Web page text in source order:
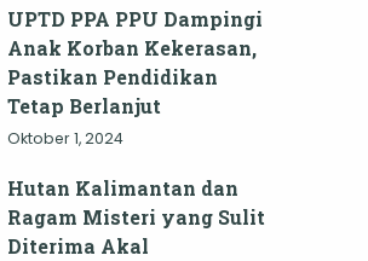
UPTD PPA PPU Dampingi
Anak Korban Kekerasan,
Pastikan Pendidikan
Tetap Berlanjut
Oktober 1, 2024
Hutan Kalimantan dan
Ragam Misteri yang Sulit
Diterima Akal